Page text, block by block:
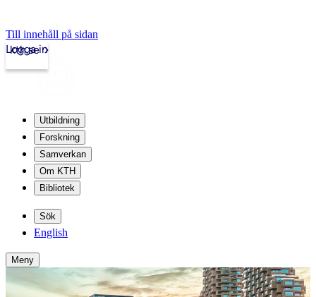
Till innehåll på sidan
kth.se
Logga in
Utbildning
Forskning
Samverkan
Om KTH
Bibliotek
Sök
English
Meny